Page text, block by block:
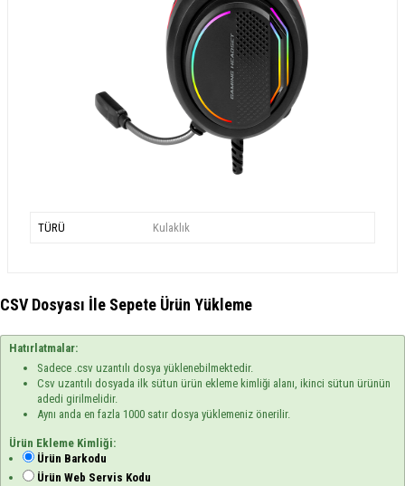
TÜRÜ Kulaklık
CSV Dosyası İle Sepete Ürün Yükleme
Hatırlatmalar:
Sadece .csv uzantılı dosya yüklenebilmektedir.
Csv uzantılı dosyada ilk sütun ürün ekleme kimliği alanı, ikinci sütun ürünün
adedi girilmelidir.
Aynı anda en fazla 1000 satır dosya yüklemeniz önerilir.
Ürün Ekleme Kimliği:
Ürün Barkodu
Ürün Web Servis Kodu